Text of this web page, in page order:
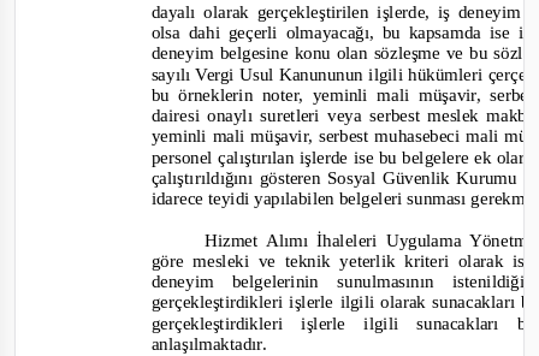
dayalı olarak gerçekleştirilen işlerde, iş deneyim
olsa dahi geçerli olmayacağı, bu kapsamda
deneyim belgesine konu olan sözleşme ve bu
sayılı Vergi Usul Kanununun ilgili hükümleri
bu örneklerin noter, yeminli mali müşavir,
dairesi onaylı suretleri veya serbest meslek
yeminli mali müşavir, serbest muhasebeci mali
personel çalıştırılan işlerde ise bu belgelere ek
çalıştırıldığını gösteren Sosyal Güvenlik
idarece teyidi yapılabilen belgeleri sunması
Hizmet Alımı İhaleleri Uygulama
göre mesleki ve teknik yeterlik kriteri olarak
deneyim belgelerinin sunulmasının
gerçekleştirdikleri işlerle ilgili olarak sunacakları
gerçekleştirdikleri işlerle ilgili
anlaşılmaktadır.